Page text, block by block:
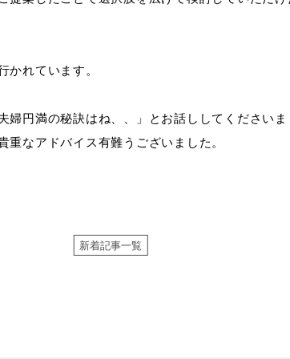
かれています。
婦円満の秘訣はね、、」とお話ししてください
重なアドバイス有難うございました。
新着記事一覧